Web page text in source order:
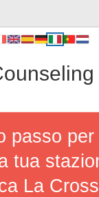
passo per
tua
La